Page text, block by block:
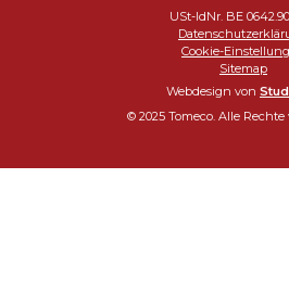
© 2025 Tomeco. Alle
Webdesign von
USt-IdNr. BE
Cookie-
Sitemap